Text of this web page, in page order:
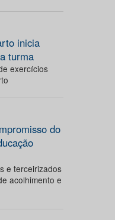
inicia
turma
exercícios
do
e terceirizados
acolhimento e